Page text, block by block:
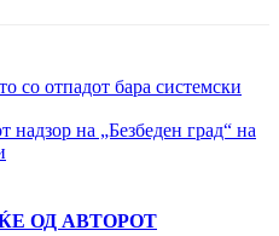
со отпадот бара системски
надзор на „Безбеден град“ на
ОД АВТОРОТ